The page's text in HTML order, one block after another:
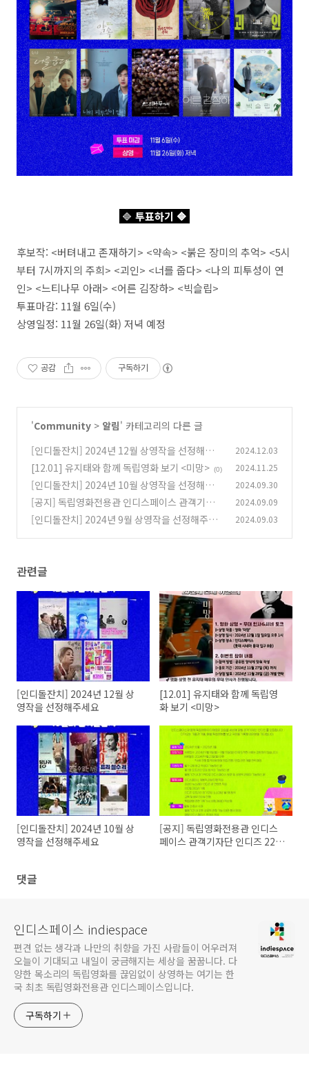
🔷 투표하기 🔷
후보작: <버텨내고 존재하기> <약속> <붉은 장미의 추억> <5시
부터 7시까지의 주희> <괴인> <너를 줍다> <나의 피투성이 연
인> <느티나무 아래> <어른 김장하> <빅슬립>
투표마감: 11월 6일(수)
상영일정: 11월 26일(화) 저녁 예정
공감 구독하기
'Community > 알림' 카테고리의 다른 글
[인디돌잔치] 2024년 12월 상영작을 선정해주세
요
(2)
2024.12.03
[12.01] 유지태와 함께 독립영화 보기 <미망> (0) 2024.11.25
[인디돌잔치] 2024년 10월 상영작을 선정해주세
요 (0)
2024.09.30
[공지] 독립영화전용관 인디스페이스 관객기자
단 인디즈 22기 모집
(2)
2024.09.09
[인디돌잔치] 2024년 9월 상영작을 선정해주세
2024.09.03
관련글
[인디돌잔치] 2024년 12월 상
영작을 선정해주세요
[12.01] 유지태와 함께 독립영
화 보기 <미망>
[인디돌잔치] 2024년 10월 상
영작을 선정해주세요
[공지] 독립영화전용관 인디스
페이스 관객기자단 인디즈 22기
댓글
인디스페이스 indiespace
편견 없는 생각과 나만의 취향을 가진 사람들이 어우러져
오늘이 기대되고 내일이 궁금해지는 세상을 꿈꿉니다. 다
양한 목소리의 독립영화를 끊임없이 상영하는 여기는 한
국 최초 독립영화전용관 인디스페이스입니다.
구독하기